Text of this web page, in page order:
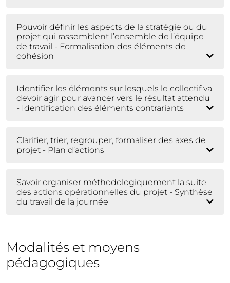
Pouvoir définir les aspects de la stratégie ou du
projet qui rassemblent l’ensemble de l’équipe
de travail - Formalisation des éléments de
cohésion
Identifier les éléments sur lesquels le collectif va
devoir agir pour avancer vers le résultat attendu
- Identification des éléments contrariants
Clarifier, trier, regrouper, formaliser des axes de
projet - Plan d’actions
Savoir organiser méthodologiquement la suite
des actions opérationnelles du projet - Synthèse
du travail de la journée
Modalités et moyens
pédagogiques